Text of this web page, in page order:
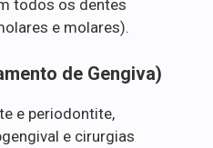
todos os dentes
e molares).
de Gengiva)
e periodontite,
e cirurgias